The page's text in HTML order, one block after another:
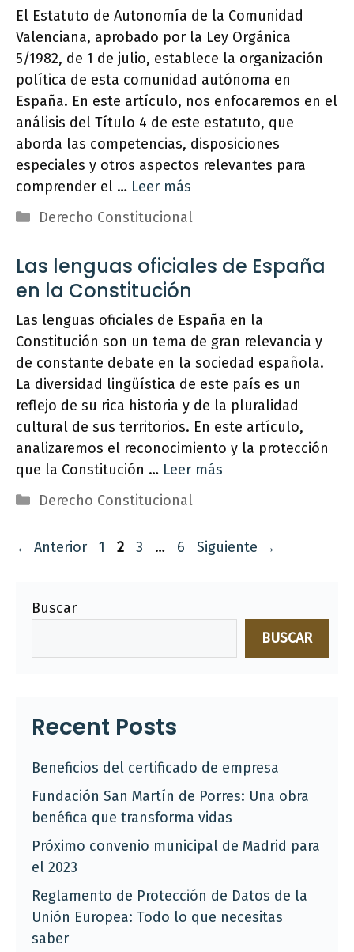
El Estatuto de Autonomía de la Comunidad
Valenciana, aprobado por la Ley Orgánica
5/1982, de 1 de julio, establece la organización
política de esta comunidad autónoma en
España. En este artículo, nos enfocaremos en el
análisis del Título 4 de este estatuto, que
aborda las competencias, disposiciones
especiales y otros aspectos relevantes para
comprender el … Leer más
Categorías
Derecho Constitucional
Las lenguas oficiales de España
en la Constitución
Las lenguas oficiales de España en la
Constitución son un tema de gran relevancia y
de constante debate en la sociedad española.
La diversidad lingüística de este país es un
reflejo de su rica historia y de la pluralidad
cultural de sus territorios. En este artículo,
analizaremos el reconocimiento y la protección
que la Constitución … Leer más
Categorías
Derecho Constitucional
← Anterior Página
1 Página
2 Página
3 … Página
6 Siguiente →
Buscar
BUSCAR
Recent Posts
Beneficios del certificado de empresa
Fundación San Martín de Porres: Una obra
benéfica que transforma vidas
Próximo convenio municipal de Madrid para
el 2023
Reglamento de Protección de Datos de la
Unión Europea: Todo lo que necesitas
saber